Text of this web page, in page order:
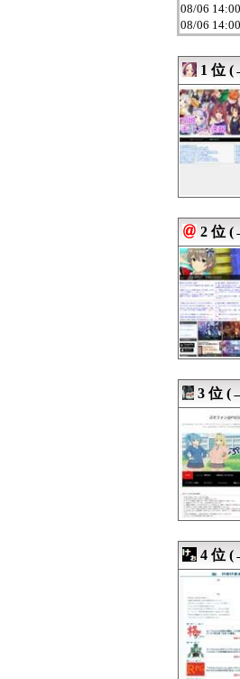
08/06 14:00
08/06 14:00
08/06 13:27
08/06 13:05
08/06 13:00
08/06 12:30
08/06 12:10
08/06 12:05
08/06 12:05
08/06 12:00
08/06 12:00
08/06 12:00
08/06 11:05
08/06 11:00
08/06 10:10
08/06 10:05
08/06 10:02
08/06 10:00
08/06 10:00
08/06 09:05
08/06 09:02
08/06 09:00
08/06 08:10
08/06 08:05
08/06 08:02
08/06 08:00
08/06 07:02
08/06 06:32
08/06 06:10
08/06 06:02
08/06 05:00
08/06 04:02
08/06 03:15
08/06 01:10
08/06 01:00
08/06 00:30
1 位
2 位
3 位
4 位